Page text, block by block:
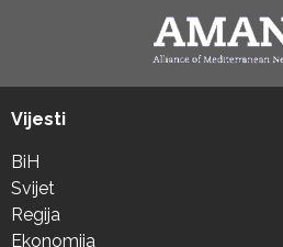
Vijesti
BiH
Svijet
Regija
Ekonomija